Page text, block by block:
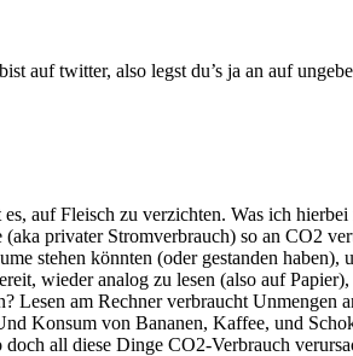
auf twitter, also legst du’s ja an auf
auf Fleisch zu verzichten. Was ich
privater Stromverbrauch) so an CO2
stehen könnten (oder gestanden haben),
wieder analog zu lesen (also auf
Lesen am Rechner verbraucht Unmengen
Konsum von Bananen, Kaffee, und
all diese Dinge CO2-Verbrauch